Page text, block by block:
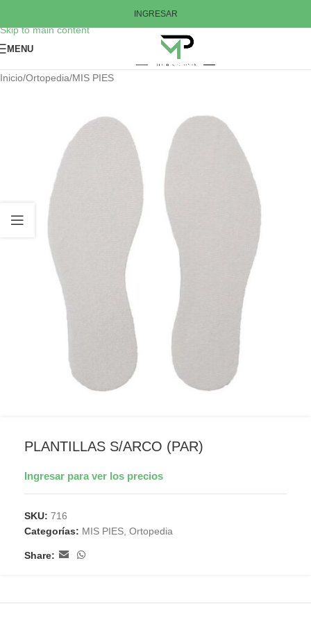
Skip to main content
INGRESAR
MENU
Inicio/Ortopedia/MIS PIES
PLANTILLAS S/ARCO (PAR)
Ingresar para ver los precios
SKU: 716
Categorías: MIS PIES Ortopedia
Share: